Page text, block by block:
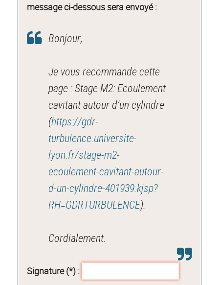
message ci-dessous sera envoyé :
Bonjour,
Je vous recommande cette
page : Stage M2: Ecoulement
cavitant autour d’un cylindre
(https://gdr-
turbulence.universite-
lyon.fr/stage-m2-
ecoulement-cavitant-autour-
d-un-cylindre-401939.kjsp?
RH=GDRTURBULENCE).
Cordialement.
Signature (*) :